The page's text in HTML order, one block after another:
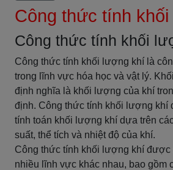
Công thức tính
Công thức tính khối
Công thức tính khối lượng khí là
trong lĩnh vực hóa học và vật lý.
định nghĩa là khối lượng của khí
định. Công thức tính khối lượng khí
tính toán khối lượng khí dựa trên
suất, thể tích và nhiệt độ của khí.
Công thức tính khối lượng khí được
nhiều lĩnh vực khác nhau, bao gồm